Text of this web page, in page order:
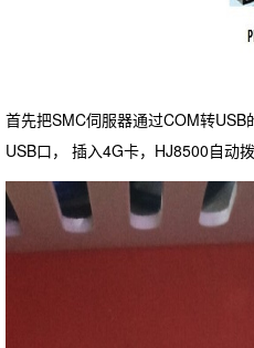
首先把SMC伺服器通过COM转
USB口， 插入4G卡，HJ8500自动拨